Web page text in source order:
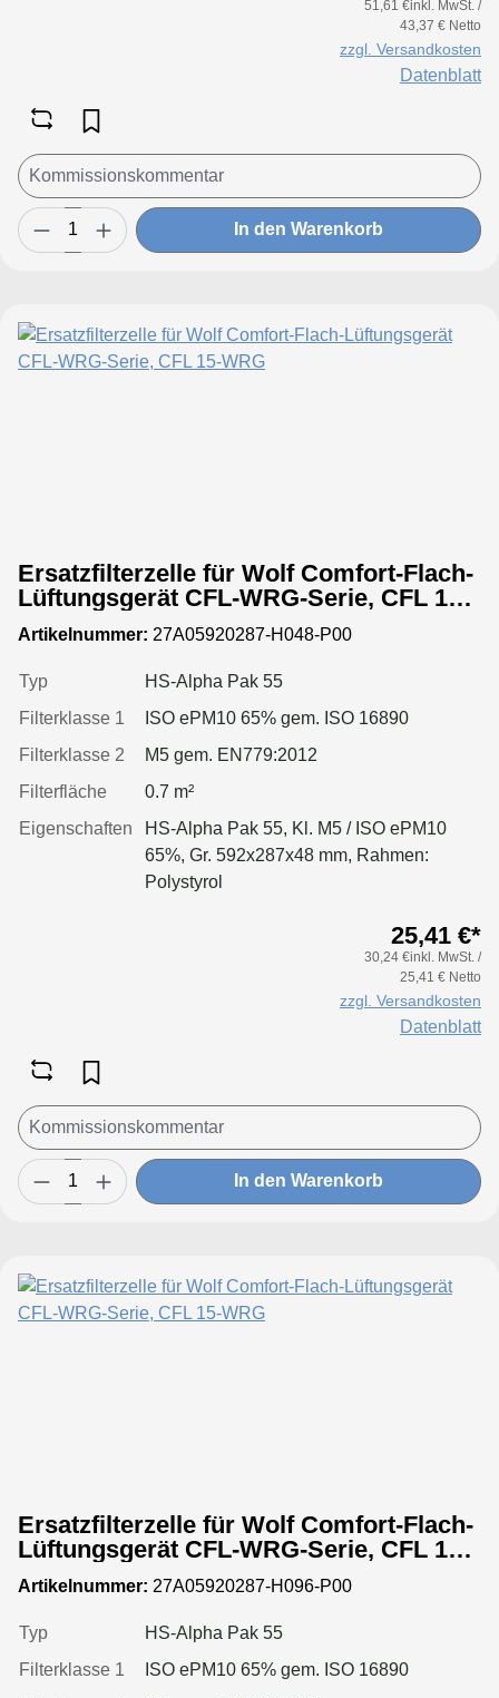
51,61 €inkl. MwSt. /
43,37 € Netto
zzgl. Versandkosten
Datenblatt
In den Warenkorb
Ersatzfilterzelle für Wolf Comfort-Flach-
Lüftungsgerät CFL-WRG-Serie, CFL 15-
WRG
Artikelnummer: 27A05920287-H048-P00
Typ
HS-Alpha Pak 55
Filterklasse 1
ISO ePM10 65% gem. ISO 16890
Filterklasse 2
M5 gem. EN779:2012
Filterfläche
0.7 m²
Eigenschaften
HS-Alpha Pak 55, Kl. M5 / ISO ePM10
65%, Gr. 592x287x48 mm, Rahmen:
Polystyrol
25,41 €*
30,24 €inkl. MwSt. /
25,41 € Netto
zzgl. Versandkosten
Datenblatt
In den Warenkorb
Ersatzfilterzelle für Wolf Comfort-Flach-
Lüftungsgerät CFL-WRG-Serie, CFL 15-
WRG
Artikelnummer: 27A05920287-H096-P00
Typ
HS-Alpha Pak 55
Filterklasse 1
ISO ePM10 65% gem. ISO 16890